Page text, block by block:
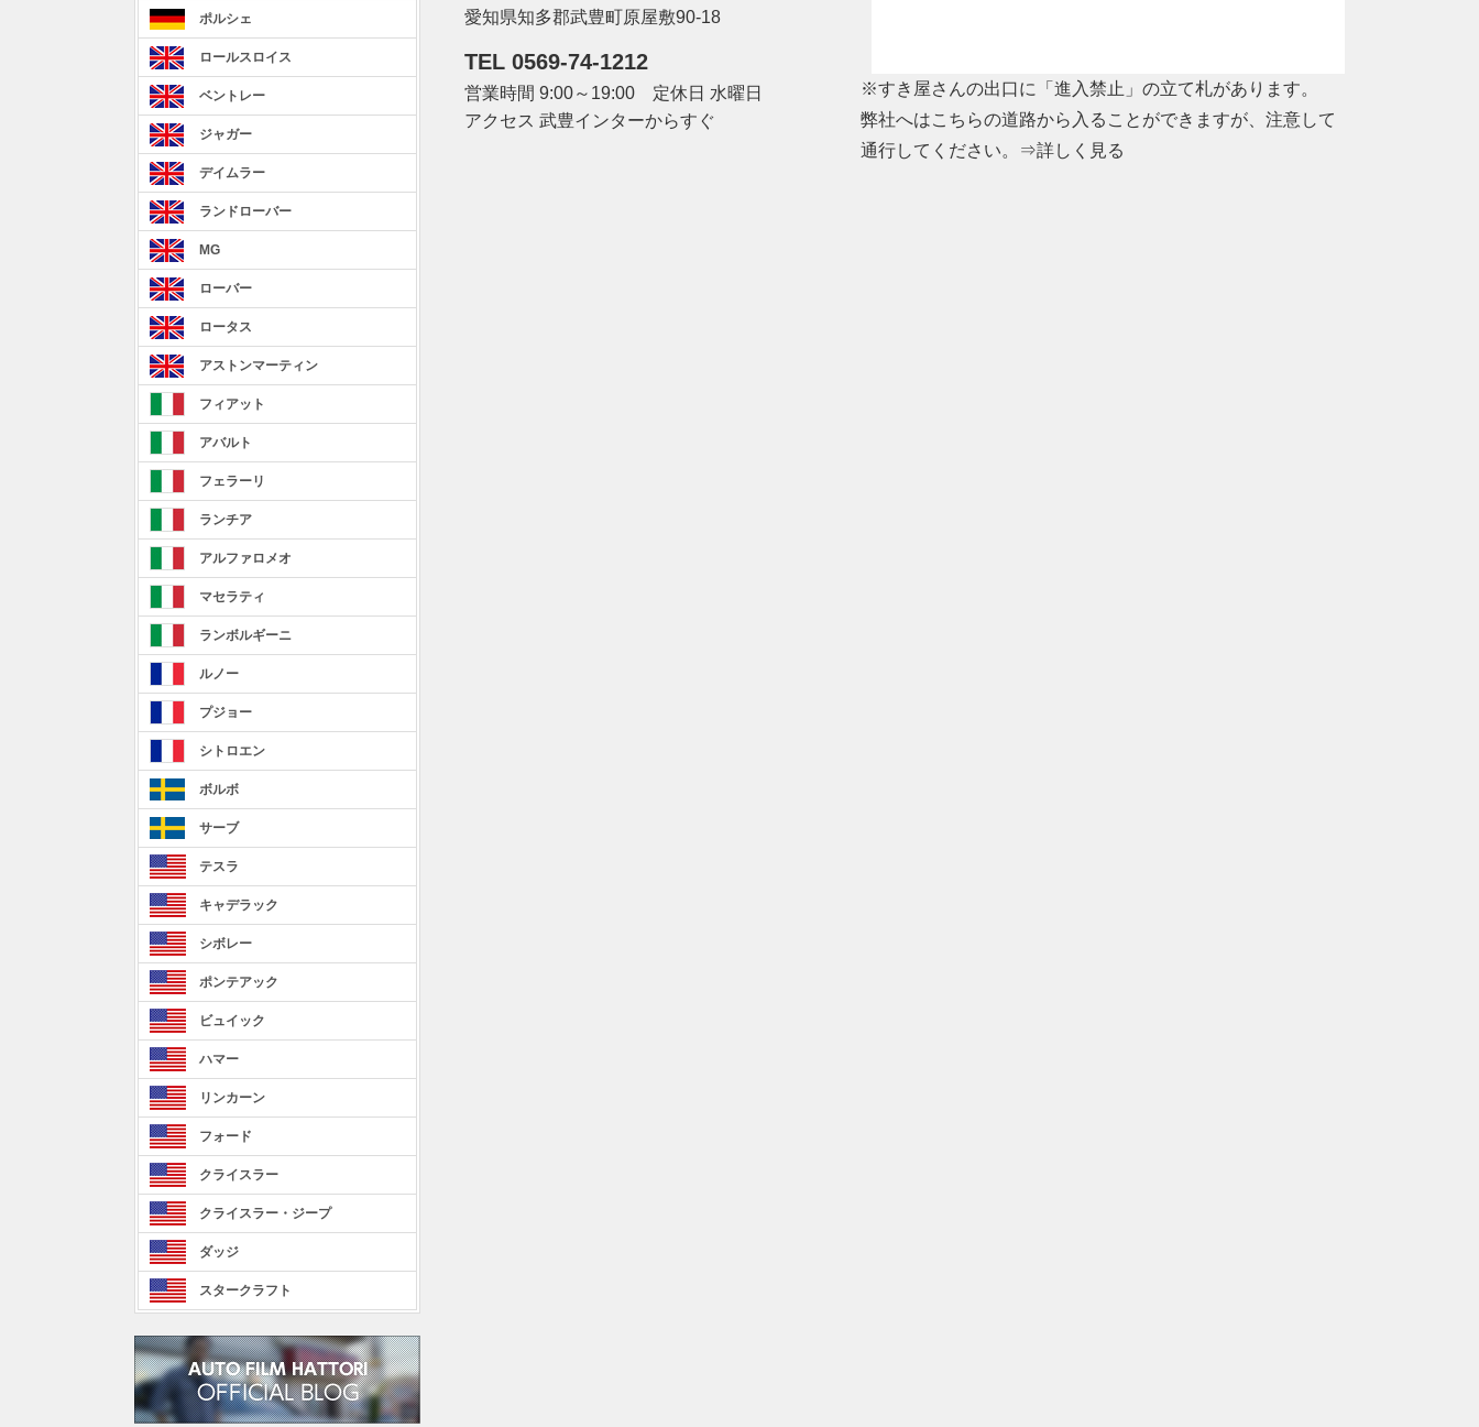
愛知県知多郡武豊町原屋敷90-18
TEL 0569-74-1212
営業時間 9:00～19:00 定休日 水曜日
アクセス 武豊インターからすぐ
※すき屋さんの出口に「進入禁止」の立て札があります。
弊社へはこちらの道路から入ることができますが、注意して
通行してください。
⇒詳しく見る
ポルシェ
ロールスロイス
ベントレー
ジャガー
デイムラー
ランドローバー
MG
ローバー
ロータス
アストンマーティン
フィアット
アバルト
フェラーリ
ランチア
アルファロメオ
マセラティ
ランボルギーニ
ルノー
プジョー
シトロエン
ボルボ
サーブ
テスラ
キャデラック
シボレー
ポンテアック
ビュイック
ハマー
リンカーン
フォード
クライスラー
クライスラー・ジープ
ダッジ
スタークラフト